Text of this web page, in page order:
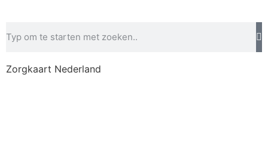
Zorgkaart Nederland